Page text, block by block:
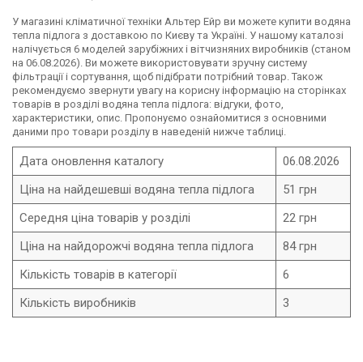
У магазині кліматичної техніки Альтер Ейр ви можете купити водяна
тепла підлога з доставкою по Києву та Україні. У нашому каталозі
налічується 6 моделей зарубіжних і вітчизняних виробників (станом
на 06.08.2026). Ви можете використовувати зручну систему
фільтрації і сортування, щоб підібрати потрібний товар. Також
рекомендуємо звернути увагу на корисну інформацію на сторінках
товарів в розділі водяна тепла підлога: відгуки, фото,
характеристики, опис. Пропонуємо ознайомитися з основними
даними про товари розділу в наведеній нижче таблиці.
Дата оновлення каталогу
06.08.2026
Ціна на найдешевші водяна тепла підлога
51 грн
Середня ціна товарів у розділі
22 грн
Ціна на найдорожчі водяна тепла підлога
84 грн
Кількість товарів в категорії
6
Кількість виробників
3